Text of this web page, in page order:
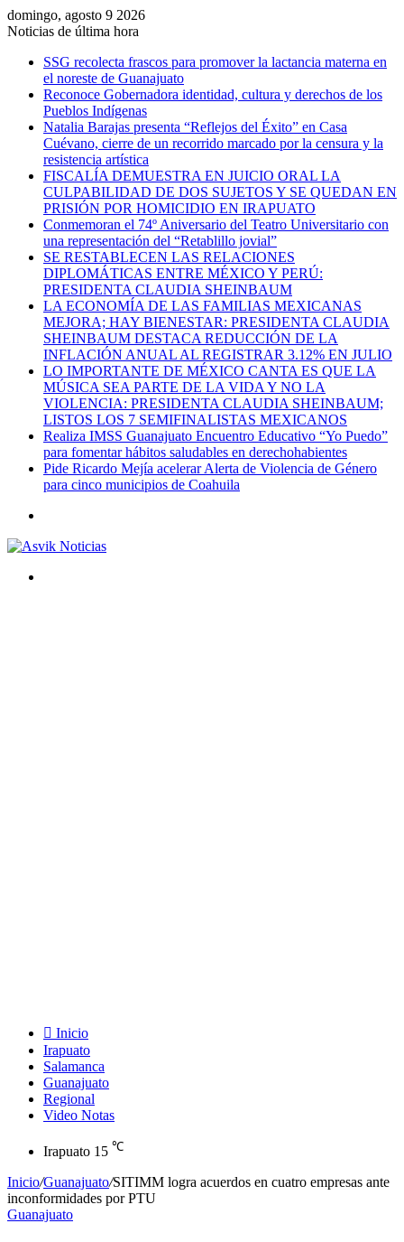
domingo, agosto 9 2026
Noticias de última hora
SSG recolecta frascos para promover la lactancia materna en
el noreste de Guanajuato
Reconoce Gobernadora identidad, cultura y derechos de los
Pueblos Indígenas
Natalia Barajas presenta “Reflejos del Éxito” en Casa
Cuévano, cierre de un recorrido marcado por la censura y la
resistencia artística
FISCALÍA DEMUESTRA EN JUICIO ORAL LA
CULPABILIDAD DE DOS SUJETOS Y SE QUEDAN EN
PRISIÓN POR HOMICIDIO EN IRAPUATO
Conmemoran el 74º Aniversario del Teatro Universitario con
una representación del “Retablillo jovial”
SE RESTABLECEN LAS RELACIONES
DIPLOMÁTICAS ENTRE MÉXICO Y PERÚ:
PRESIDENTA CLAUDIA SHEINBAUM
LA ECONOMÍA DE LAS FAMILIAS MEXICANAS
MEJORA; HAY BIENESTAR: PRESIDENTA CLAUDIA
SHEINBAUM DESTACA REDUCCIÓN DE LA
INFLACIÓN ANUAL AL REGISTRAR 3.12% EN JULIO
LO IMPORTANTE DE MÉXICO CANTA ES QUE LA
MÚSICA SEA PARTE DE LA VIDA Y NO LA
VIOLENCIA: PRESIDENTA CLAUDIA SHEINBAUM;
LISTOS LOS 7 SEMIFINALISTAS MEXICANOS
Realiza IMSS Guanajuato Encuentro Educativo “Yo Puedo”
para fomentar hábitos saludables en derechohabientes
Pide Ricardo Mejía acelerar Alerta de Violencia de Género
para cinco municipios de Coahuila
Inicio
Irapuato
Salamanca
Guanajuato
Regional
Video Notas
Irapuato 15 ℃
Inicio/Guanajuato/SITIMM logra acuerdos en cuatro empresas ante
inconformidades por PTU
Guanajuato